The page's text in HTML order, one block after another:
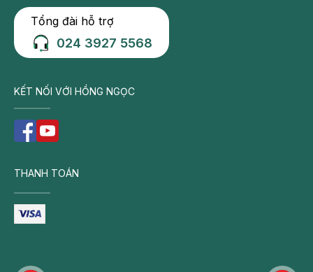
Khó thở kèm đau ngực khi thở
Ngón tay, chân, môi chuyển sang màu xanh
Thở khò khè
Những biểu hiện này có thể là cảnh báo sự xuất hiện các
cục máu đông nên bạn cần đi khám, siêu âm để cho kết
Tổng đài hỗ trợ
024 3927 5568
KẾT NỐI VỚI HỒNG NGỌC
THANH TOÁN